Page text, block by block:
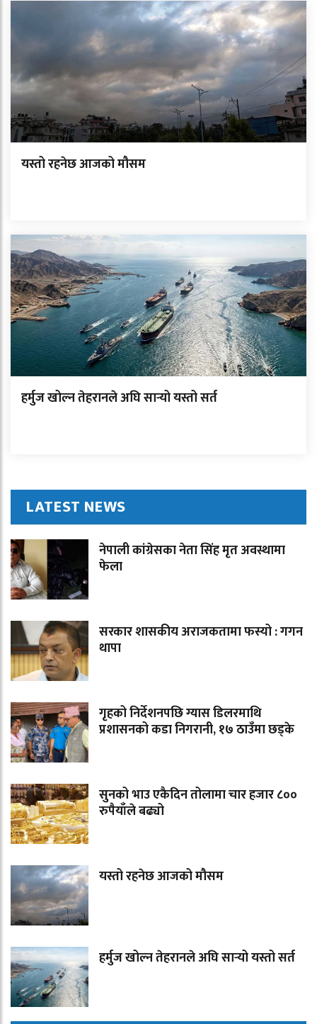
यस्तो रहनेछ आजको मौसम
हर्मुज खोल्न तेहरानले अघि सार्‍यो यस्तो सर्त
LATEST NEWS
नेपाली कांग्रेसका नेता सिंह मृत अवस्थामा
फेला
सरकार शासकीय अराजकतामा फस्यो : गगन
थापा
गृहको निर्देशनपछि ग्यास डिलरमाथि
प्रशासनको कडा निगरानी, १७ ठाउँमा छड्के
सुनको भाउ एकैदिन तोलामा चार हजार ८००
रुपैयाँले बढ्यो
यस्तो रहनेछ आजको मौसम
हर्मुज खोल्न तेहरानले अघि सार्‍यो यस्तो सर्त